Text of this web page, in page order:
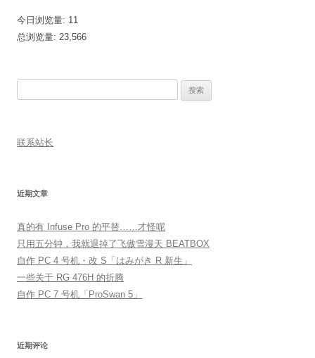
今日浏览量: 11
总浏览量: 23,566
索：
联系站长
近期文章
真的有 Infuse Pro 的平替……才怪呢
只用五分钟，我就退掉了飞傲雪漫天 BEATBOX
自作 PC 4 号机・改 S「はみがき R 新生」
一些关于 RG 476H 的折腾
自作 PC 7 号机「ProSwan 5」
近期评论